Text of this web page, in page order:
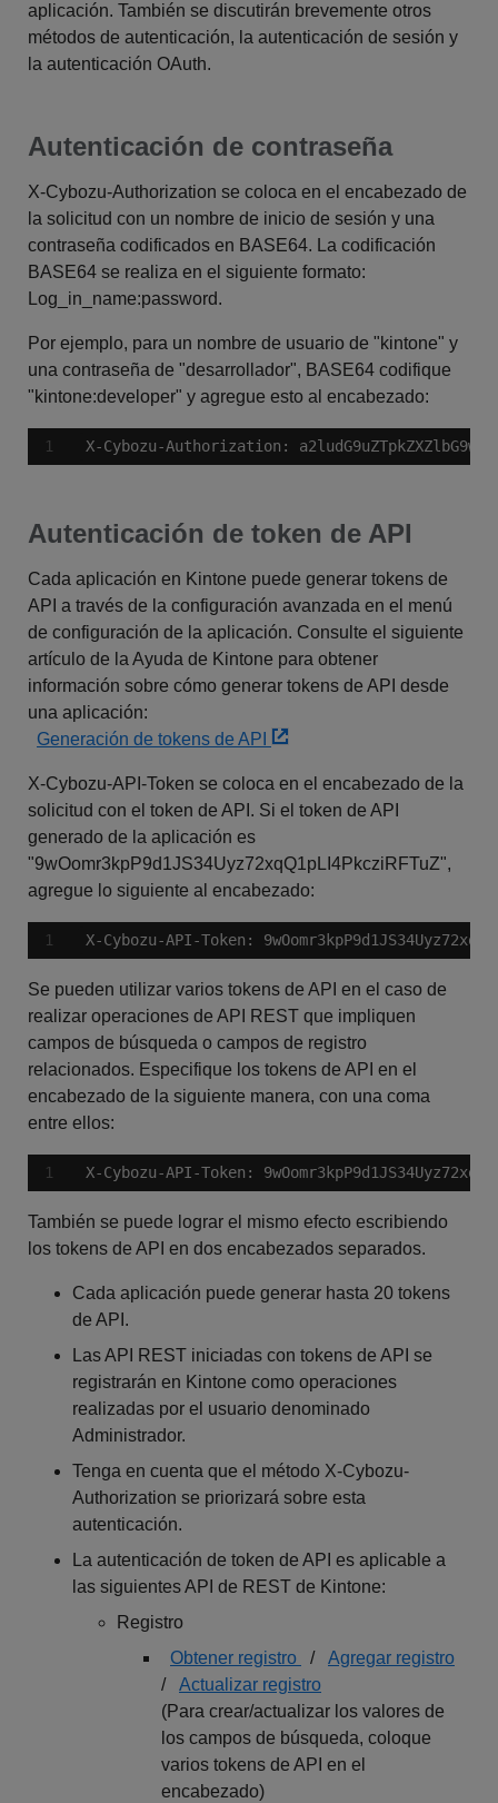
aplicación. También se discutirán brevemente otros
métodos de autenticación, la autenticación de sesión y
la autenticación OAuth.
Autenticación de contraseña
X-Cybozu-Authorization se coloca en el encabezado de
la solicitud con un nombre de inicio de sesión y una
contraseña codificados en BASE64. La codificación
BASE64 se realiza en el siguiente formato:
Log_in_name:password.
Por ejemplo, para un nombre de usuario de "kintone" y
una contraseña de "desarrollador", BASE64 codifique
"kintone:developer" y agregue esto al encabezado:
X-Cybozu-Authorization:
Autenticación de token de API
Cada aplicación en Kintone puede generar tokens de
API a través de la configuración avanzada en el menú
de configuración de la aplicación. Consulte el siguiente
artículo de la Ayuda de Kintone para obtener
información sobre cómo generar tokens de API desde
una aplicación:
Generación de tokens de API
X-Cybozu-API-Token se coloca en el encabezado de la
solicitud con el token de API. Si el token de API
generado de la aplicación es
"9wOomr3kpP9d1JS34Uyz72xqQ1pLI4PkcziRFTuZ",
agregue lo siguiente al encabezado:
X-Cybozu-API-Token:
Se pueden utilizar varios tokens de API en el caso de
realizar operaciones de API REST que impliquen
campos de búsqueda o campos de registro
relacionados. Especifique los tokens de API en el
encabezado de la siguiente manera, con una coma
entre ellos:
X-Cybozu-API-Token:
También se puede lograr el mismo efecto escribiendo
los tokens de API en dos encabezados separados.
Cada aplicación puede generar hasta 20 tokens
de API.
Las API REST iniciadas con tokens de API se
registrarán en Kintone como operaciones
realizadas por el usuario denominado
Administrador.
Tenga en cuenta que el método X-Cybozu-
Authorization se priorizará sobre esta
autenticación.
La autenticación de token de API es aplicable a
las siguientes API de REST de Kintone:
Registro
Obtener registro
/
Agregar registro
/
Actualizar registro
(Para crear/actualizar los valores de
los campos de búsqueda, coloque
varios tokens de API en el
encabezado)